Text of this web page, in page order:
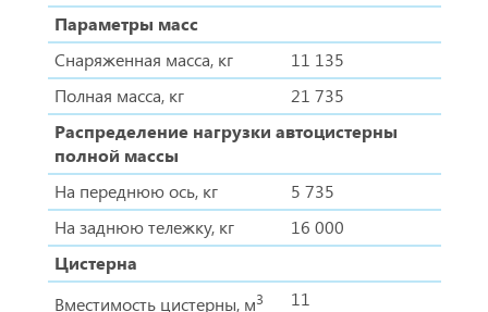
Параметры масс
Снаряженная масса, кг
11 135
Полная масса, кг
21 735
Распределение нагрузки автоцистерны
полной массы
На переднюю ось, кг
5 735
На заднюю тележку, кг
16 000
Цистерна
Вместимость цистерны, м3 11